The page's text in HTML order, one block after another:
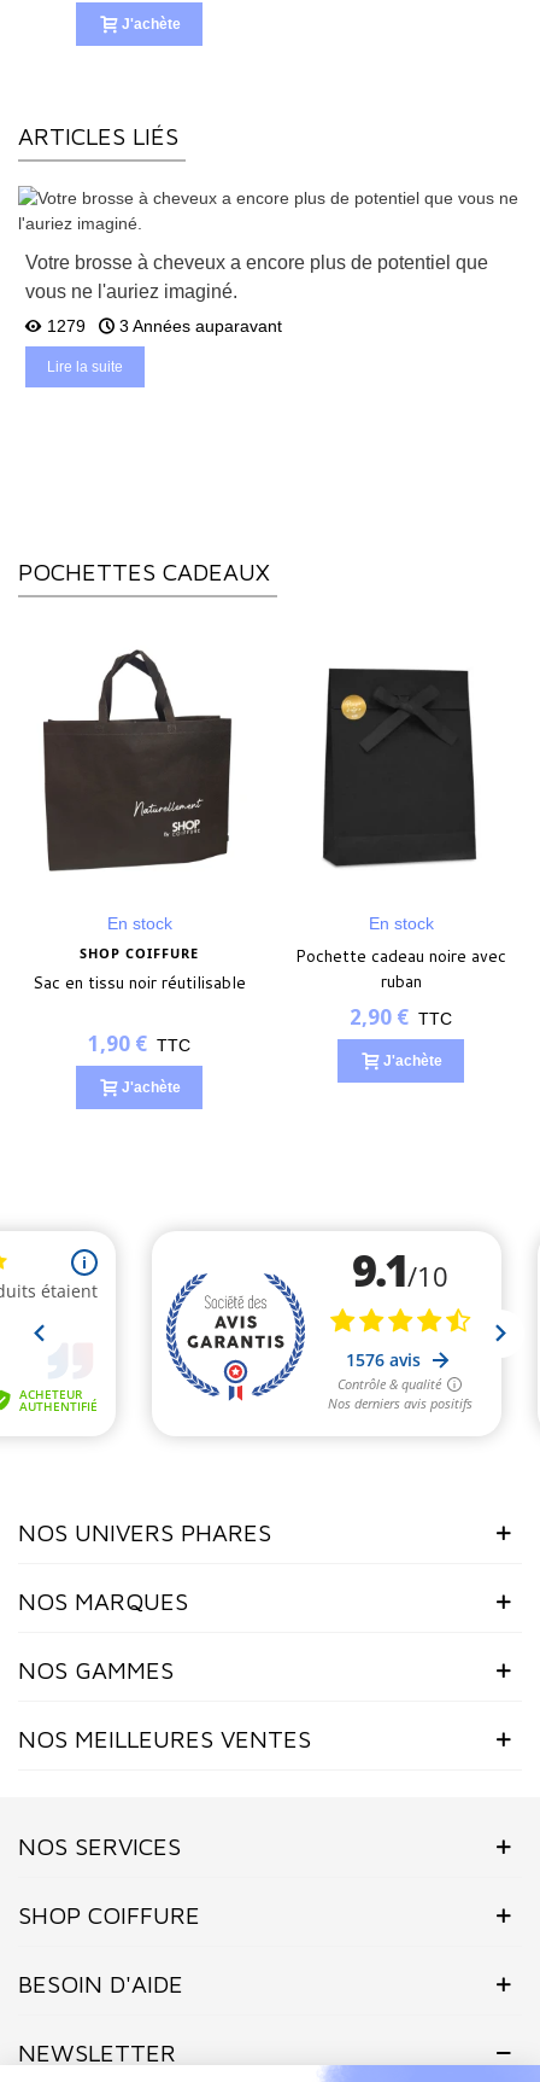
(1 avis)
J'achète
ARTICLES LIÉS
Votre brosse à cheveux a encore plus de potentiel que
vous ne l'auriez imaginé.
1279 3 Années auparavant
Lire la suite
POCHETTES CADEAUX
En stock
SHOP COIFFURE
Sac en tissu noir réutilisable
1,90 € TTC
J'achète
En stock
Pochette cadeau noire avec
ruban
2,90 € TTC
J'achète
NOS UNIVERS PHARES
NOS MARQUES
NOS GAMMES
NOS MEILLEURES VENTES
NOS SERVICES
SHOP COIFFURE
BESOIN D'AIDE
NEWSLETTER